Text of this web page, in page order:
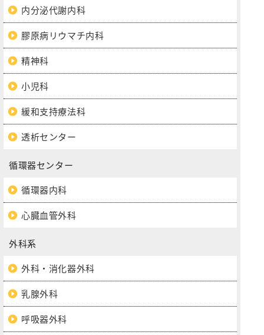
内分泌代謝内科
膠原病リウマチ内科
精神科
小児科
緩和支持療法科
透析センター
循環器センター
循環器内科
心臓血管外科
外科系
外科・消化器外科
乳腺外科
呼吸器外科